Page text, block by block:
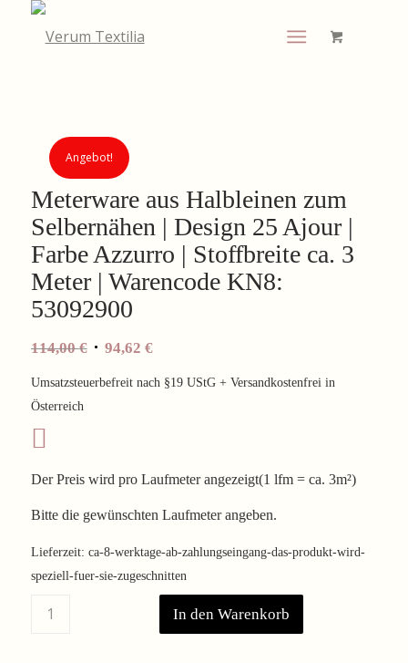
Angebot!
Meterware aus Halbleinen zum
Selbernähen | Design 25 Ajour |
Farbe Azzurro | Stoffbreite ca. 3
Meter | Warencode KN8:
53092900
114,00€ Ursprünglicher
war:
94,62 €Aktueller
ist:
Umsatzsteuerbefreit nach §19 UStG + Versandkostenfrei in
Österreich
Der Preis wird pro Laufmeter angezeigt(1 lfm = ca. 3m²)
Bitte die gewünschten Laufmeter angeben.
Lieferzeit: ca-8-werktage-ab-zahlungseingang-das-produkt-wird-
speziell-fuer-sie-zugeschnitten
In den Warenkorb